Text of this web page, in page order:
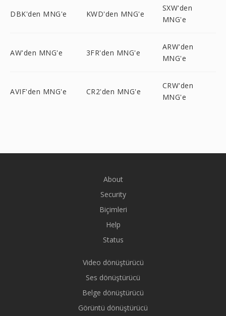
DBK'den MNG'e KWD'den MNG'e
SXW'den
MNG'e
AW'den MNG'e 3FR'den MNG'e
ARW'den
MNG'e
AVIF'den MNG'e CR2'den MNG'e
CRW'den
MNG'e
About
Security
Biçimleri
Help
Status
Video dönüştürücü
Ses dönüştürücü
Belge dönüştürücü
Görüntü dönüştürücü